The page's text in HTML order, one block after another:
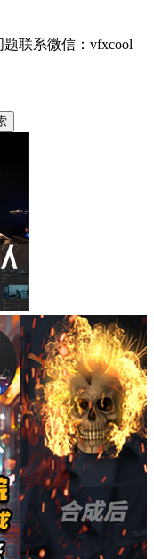
联系微信：vfxcool